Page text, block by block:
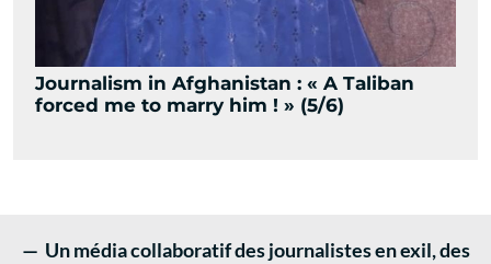
Journalism in Afghanistan : « A Taliban
forced me to marry him ! » (5/6)
— Un média collaboratif des journalistes en exil, des